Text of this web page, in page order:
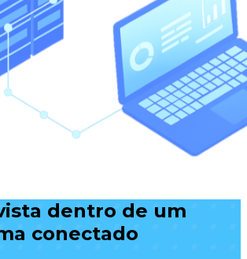
dentro de um
conectado